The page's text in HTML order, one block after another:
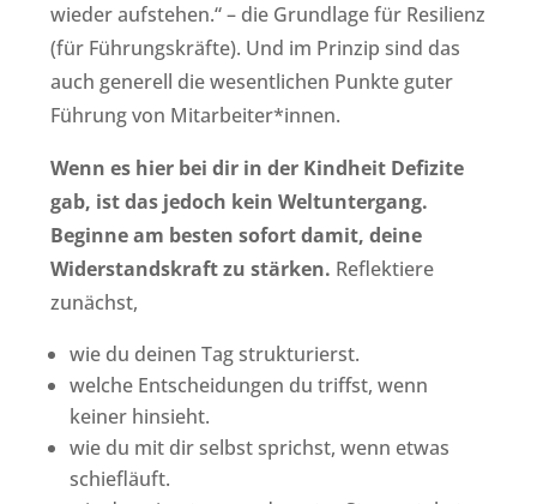
wieder aufstehen.“ – die Grundlage für Resilienz
(für Führungskräfte). Und im Prinzip sind das
auch generell die wesentlichen Punkte guter
Führung von Mitarbeiter*innen.
Wenn es hier bei dir in der Kindheit Defizite
gab, ist das jedoch kein Weltuntergang.
Beginne am besten sofort damit, deine
Widerstandskraft zu stärken. Reflektiere
zunächst,
wie du deinen Tag strukturierst.
welche Entscheidungen du triffst, wenn
keiner hinsieht.
wie du mit dir selbst sprichst, wenn etwas
schiefläuft.